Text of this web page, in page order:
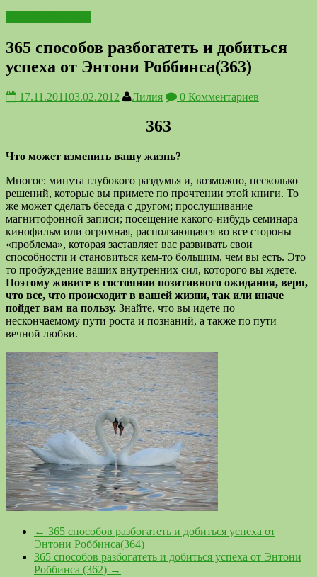
365 способов разбогатеть и добиться
успеха от Энтони Роббинса(363)
17.11.201103.02.2012 Лилия 0 Комментариев
363
Что может изменить вашу жизнь?
Многое: минута глубокого раздумья и, возможно, несколько
решений, которые вы примете по прочтении этой книги. То
же может сделать беседа с другом; прослушивание
магнитофонной записи; посещение какого-нибудь семинара
кинофильм или огромная, расползающаяся во все стороны
«проблема», которая заставляет вас развивать свои
способности и становиться кем-то большим, чем вы есть. Это
то пробуждение ваших внутренних сил, которого вы ждете.
Поэтому живите в состоянии позитивного ожидания, веря,
что все, что происходит в вашей жизни, так или иначе
пойдет вам на пользу. Знайте, что вы идете по
нескончаемому пути роста и познаний, а также по пути
вечной любви.
← 365 способов разбогатеть и добиться успеха от
Энтони Роббинса(364)
365 способов разбогатеть и добиться успеха от Энтони
Роббинса (362) →